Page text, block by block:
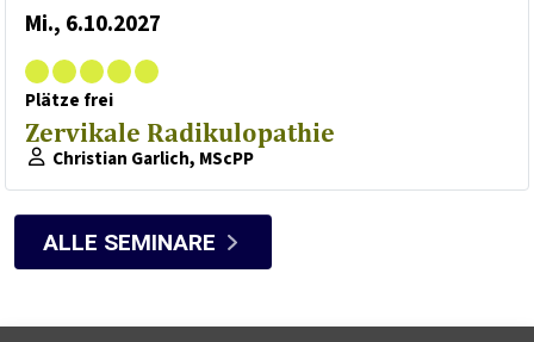
Mi., 6.10.2027
Plätze frei
Zervikale Radikulopathie
Christian Garlich, MScPP
ALLE SEMINARE